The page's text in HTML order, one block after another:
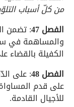
من كلّ أسباب
الفصل 47
: تضمن
والمساهمة في
الكفيلة بالقضاء
الفصل 48
: على
على قدم
للأجيال القادمة.